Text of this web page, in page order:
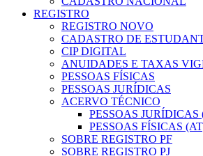
REGISTRO
REGISTRO NOVO
CADASTRO DE
CIP DIGITAL
ANUIDADES E TAXAS
PESSOAS FÍSICAS
PESSOAS JURÍDICAS
ACERVO TÉCNICO
PESSOAS JURÍDICAS
PESSOAS FÍSICAS
SOBRE REGISTRO PF
SOBRE REGISTRO PJ